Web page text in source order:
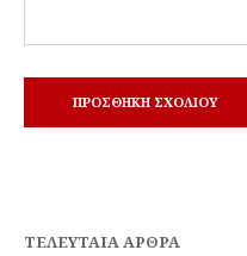
ΤΕΛΕΥΤΑΊΑ ΆΡΘΡΑ